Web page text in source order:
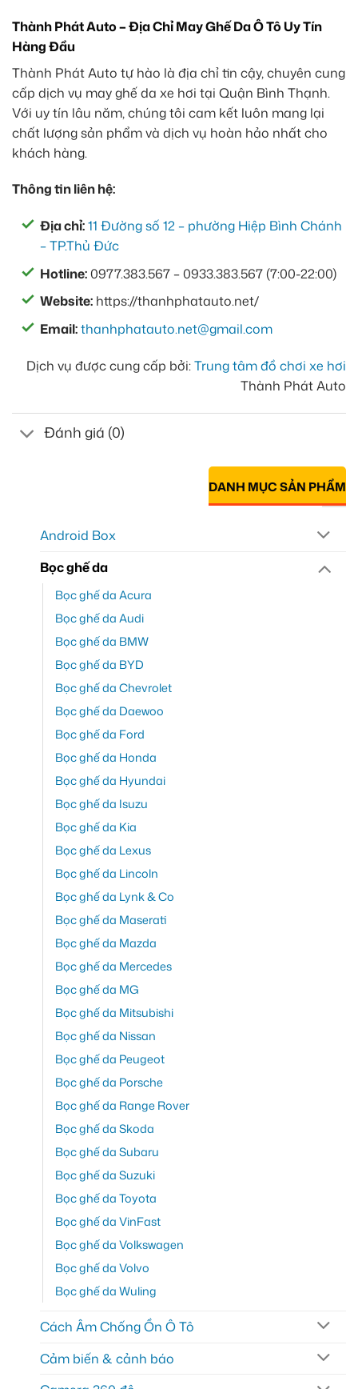
Thành Phát Auto – Địa Chỉ May Ghế Da Ô Tô Uy Tín
Hàng Đầu
Thành Phát Auto tự hào là địa chỉ tin cậy, chuyên cung
cấp dịch vụ may ghế da xe hơi tại Quận Bình Thạnh.
Với uy tín lâu năm, chúng tôi cam kết luôn mang lại
chất lượng sản phẩm và dịch vụ hoàn hảo nhất cho
khách hàng.
Thông tin liên hệ:
Địa chỉ:11 Đường số 12 – phường Hiệp Bình Chánh
– TP.Thủ Đức
Hotline:0977.383.567 – 0933.383.567 (7:00-22:00)
Website: https://thanhphatauto.net/
Email:thanhphatauto.net@gmail.com
Dịch vụ được cung cấp bởi:Trung tâm đồ chơi xe hơi
Thành Phát Auto
Đánh giá (0)
DANH MỤC SẢN PHẨM
Android Box
Bọc ghế da
Bọc ghế da Acura
Bọc ghế da Audi
Bọc ghế da BMW
Bọc ghế da BYD
Bọc ghế da Chevrolet
Bọc ghế da Daewoo
Bọc ghế da Ford
Bọc ghế da Honda
Bọc ghế da Hyundai
Bọc ghế da Isuzu
Bọc ghế da Kia
Bọc ghế da Lexus
Bọc ghế da Lincoln
Bọc ghế da Lynk & Co
Bọc ghế da Maserati
Bọc ghế da Mazda
Bọc ghế da Mercedes
Bọc ghế da MG
Bọc ghế da Mitsubishi
Bọc ghế da Nissan
Bọc ghế da Peugeot
Bọc ghế da Porsche
Bọc ghế da Range Rover
Bọc ghế da Skoda
Bọc ghế da Subaru
Bọc ghế da Suzuki
Bọc ghế da Toyota
Bọc ghế da VinFast
Bọc ghế da Volkswagen
Bọc ghế da Volvo
Bọc ghế da Wuling
Cách Âm Chống Ồn Ô Tô
Cảm biến & cảnh báo